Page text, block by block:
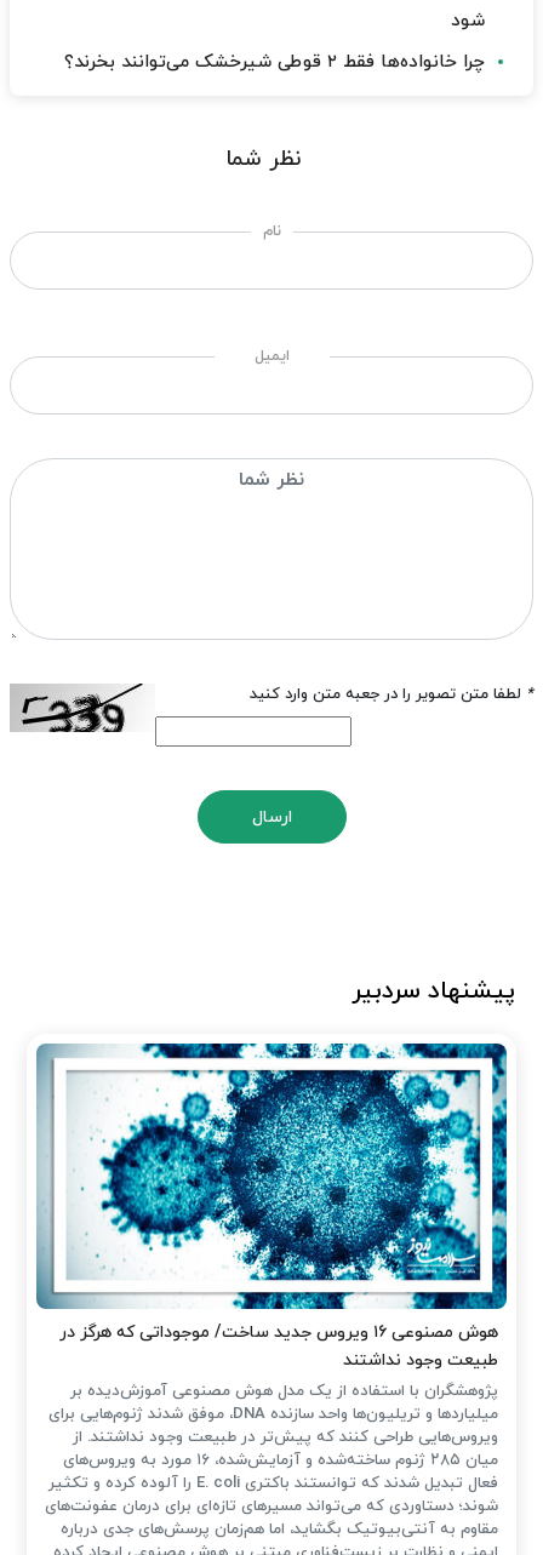
شود
چرا خانواده‌ها فقط ۲ قوطی شیرخشک می‌توانند بخرند؟
نظر شما
نام
ایمیل
* لطفا متن تصویر را در جعبه متن وارد کنید
ارسال
پیشنهاد سردبیر
هوش مصنوعی ۱۶ ویروس جدید ساخت/ موجوداتی که هرگز در
طبیعت وجود نداشتند
پژوهشگران با استفاده از یک مدل هوش مصنوعی آموزش‌دیده بر
میلیاردها و تریلیون‌ها واحد سازنده DNA، موفق شدند ژنوم‌هایی برای
ویروس‌هایی طراحی کنند که پیش‌تر در طبیعت وجود نداشتند. از
میان ۲۸۵ ژنوم ساخته‌شده و آزمایش‌شده، ۱۶ مورد به ویروس‌های
فعال تبدیل شدند که توانستند باکتری E. coli را آلوده کرده و تکثیر
شوند؛ دستاوردی که می‌تواند مسیرهای تازه‌ای برای درمان عفونت‌های
مقاوم به آنتی‌بیوتیک بگشاید، اما هم‌زمان پرسش‌های جدی درباره